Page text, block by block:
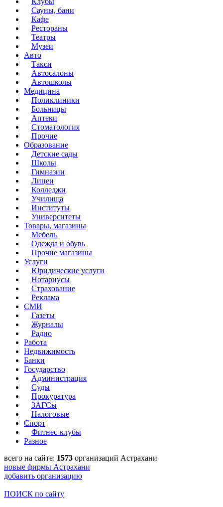
Сауны, бани
Кафе
Рестораны
Театры
Музеи
Авто
Такси
Автосалоны
Автошколы
Медицина
Поликлиники
Больницы
Аптеки
Стоматология
Прочие
Образование
Детские сады
Школы
Гимназии
Лицеи
Колледжи
Училища
Институты
Университеты
Товары, магазины
Мебель
Одежда и обувь
Прочие магазины
Услуги
Юридические услуги
Нотариусы
Страхование
Реклама
СМИ
Газеты
Журналы
Радио
Работа
Недвижимость
Банки
Государство
Администрация
Суды
Прокуратура
ЗАГСы
Налоговые
Спорт
Фитнес-клубы
Разное
всего на сайте: 1573 организаций Астрахани
новые фирмы Астрахани
добавить организацию
ПОИСК по сайту